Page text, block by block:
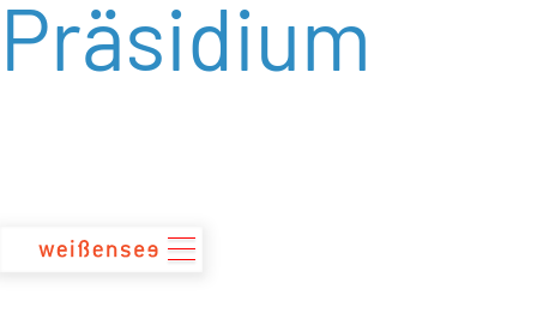
zum
Inhalt
Präsidium